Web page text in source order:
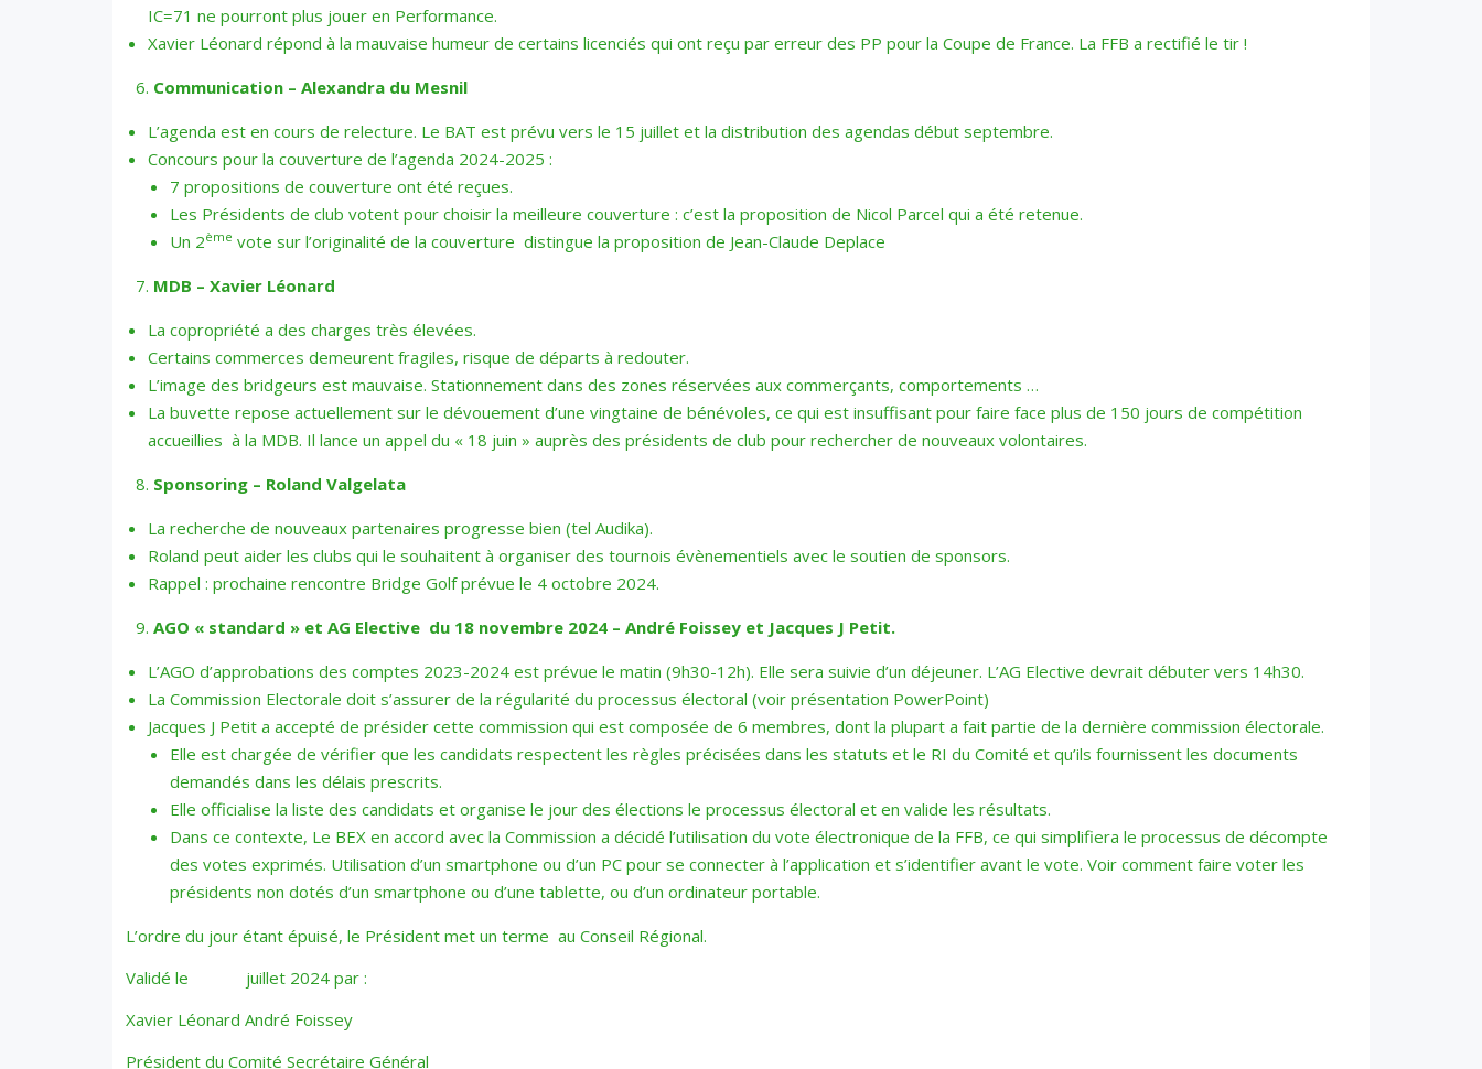
IC=71 ne pourront plus jouer en Performance.
Xavier Léonard répond à la mauvaise humeur de certains licenciés qui ont reçu par erreur des PP pour la Coupe de France. La FFB a rectifié le tir !
Communication – Alexandra du Mesnil
L’agenda est en cours de relecture. Le BAT est prévu vers le 15 juillet et la distribution des agendas début septembre.
Concours pour la couverture de l’agenda 2024-2025 :
7 propositions de couverture ont été reçues.
Les Présidents de club votent pour choisir la meilleure couverture : c’est la proposition de Nicol Parcel qui a été retenue.
Un 2ème vote sur l’originalité de la couverture distingue la proposition de Jean-Claude Deplace
MDB – Xavier Léonard
La copropriété a des charges très élevées.
Certains commerces demeurent fragiles, risque de départs à redouter.
L’image des bridgeurs est mauvaise. Stationnement dans des zones réservées aux commerçants, comportements …
La buvette repose actuellement sur le dévouement d’une vingtaine de bénévoles, ce qui est insuffisant pour faire face plus de 150 jours de compétition
accueillies à la MDB. Il lance un appel du « 18 juin » auprès des présidents de club pour rechercher de nouveaux volontaires.
Sponsoring – Roland Valgelata
La recherche de nouveaux partenaires progresse bien (tel Audika).
Roland peut aider les clubs qui le souhaitent à organiser des tournois évènementiels avec le soutien de sponsors.
Rappel : prochaine rencontre Bridge Golf prévue le 4 octobre 2024.
AGO « standard » et AG Elective du 18 novembre 2024 – André Foissey et Jacques J Petit.
L’AGO d’approbations des comptes 2023-2024 est prévue le matin (9h30-12h). Elle sera suivie d’un déjeuner. L’AG Elective devrait débuter vers 14h30.
La Commission Electorale doit s’assurer de la régularité du processus électoral (voir présentation PowerPoint)
Jacques J Petit a accepté de présider cette commission qui est composée de 6 membres, dont la plupart a fait partie de la dernière commission électorale.
Elle est chargée de vérifier que les candidats respectent les règles précisées dans les statuts et le RI du Comité et qu’ils fournissent les documents
demandés dans les délais prescrits.
Elle officialise la liste des candidats et organise le jour des élections le processus électoral et en valide les résultats.
Dans ce contexte, Le BEX en accord avec la Commission a décidé l’utilisation du vote électronique de la FFB, ce qui simplifiera le processus de décompte
des votes exprimés. Utilisation d’un smartphone ou d’un PC pour se connecter à l’application et s’identifier avant le vote. Voir comment faire voter les
présidents non dotés d’un smartphone ou d’une tablette, ou d’un ordinateur portable.
L’ordre du jour étant épuisé, le Président met un terme au Conseil Régional.
Validé le juillet 2024 par :
Xavier Léonard André Foissey
Président du Comité Secrétaire Général